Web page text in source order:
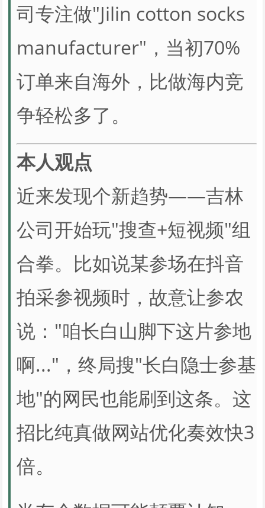
司专注做"Jilin cotton socks
manufacturer"，当初70%
订单来自海外，比做海内竞
争轻松多了。
本人观点
近来发现个新趋势——吉林
公司开始玩"搜查+短视频"组
合拳。比如说某参场在抖音
拍采参视频时，故意让参农
说："咱长白山脚下这片参地
啊..."，终局搜"长白隐士参基
地"的网民也能刷到这条。这
招比纯真做网站优化奏效快3
倍。